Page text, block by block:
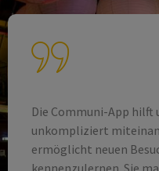
Wir haben Angebote
Teilnehmenden, deren
der Gemeinde sind.
über eine App-Gruppe.